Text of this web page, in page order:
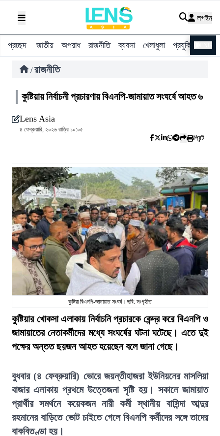
লগইন
প্রচ্ছদ জাতীয় অপরাধ রাজনীতি ব্যবসা খেলাধুলা প্রযুক্তি
/ রাজনীতি
কুষ্টিয়ায় নির্বাচনী প্রচারণায় বিএনপি-জামায়াত সংঘর্ষে আহত ৬
Lens Asia
৪ ফেব্রুয়ারি, ২০২৬ রাত্রি ১০:০৫
প্রিন্ট
কুষ্টিয়া বিএনপি-জামায়াত সংঘর্ষ। ছবি: সংগৃহীত
কুষ্টিয়ার খোকসা এলাকায় নির্বাচনি প্রচারকে কেন্দ্র করে বিএনপি ও
জামায়াতের নেতাকর্মীদের মধ্যে সংঘর্ষের ঘটনা ঘটেছে। এতে দুই
পক্ষের অন্তত ছয়জন আহত হয়েছেন বলে জানা গেছে।
বুধবার (৪ ফেব্রুয়ারি) ভোরে জয়ন্তীহাজরা ইউনিয়নের মাসলিয়া
বাজার এলাকায় প্রথমে উত্তেজনা সৃষ্টি হয়। সকালে জামায়াত
প্রার্থীর সমর্থনে কয়েকজন নারী কর্মী স্থানীয় বাসিন্দা আব্দুর
রহমানের বাড়িতে ভোট চাইতে গেলে বিএনপি কর্মীদের সঙ্গে তাদের
বাকবিতণ্ডা হয়।